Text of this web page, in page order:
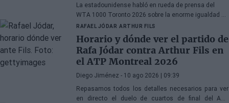
La estadounidense habló en rueda de prensa del
WTA 1000 Toronto 2026 sobre la enorme igualdad y
feroz competencia que hay en el tenis femenino hoy
RAFAEL JÓDAR ARTHUR FILS
Horario y dónde ver el partido de
Rafa Jódar contra Arthur Fils en
el ATP Montreal 2026
Diego Jiménez - 10 ago 2026 | 09:39
Repasamos todos los detalles necesarios para ver
en directo el duelo de cuartos de final del ATP